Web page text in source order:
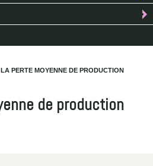
LA PERTE MOYENNE DE PRODUCTION
de production